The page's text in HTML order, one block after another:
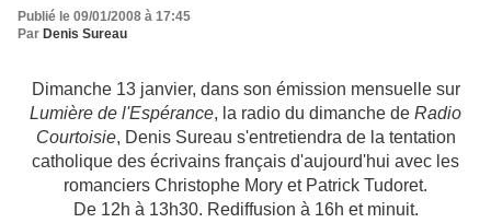
Publié le 09/01/2008 à 17:45
Par Denis Sureau
Dimanche 13 janvier, dans son émission mensuelle sur
Lumière de l'Espérance, la radio du dimanche de Radio
Courtoisie, Denis Sureau s'entretiendra de la tentation
catholique des écrivains français d'aujourd'hui avec les
romanciers Christophe Mory et Patrick Tudoret.
De 12h à 13h30. Rediffusion à 16h et minuit.